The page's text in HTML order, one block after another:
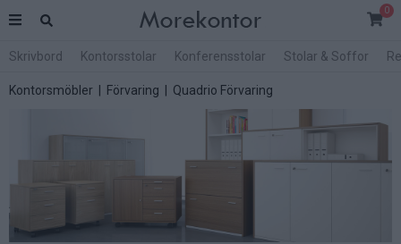
0
Skrivbord Kontorsstolar Konferensstolar Stolar & Soffor
Kontorsmöbler Förvaring | Quadrio Förvaring